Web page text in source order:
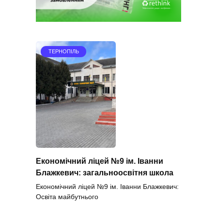
ТЕРНОПІЛЬ
Економічний ліцей №9 ім. Іванни
Блажкевич: загальноосвітня школа
Економічний ліцей №9 ім. Іванни Блажкевич:
Освіта майбутнього